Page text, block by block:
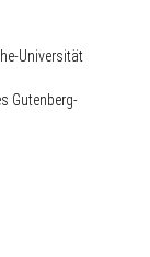
Universität
Gutenberg-